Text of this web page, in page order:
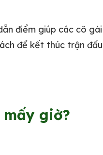
điểm giúp các cô
để kết thúc trận
mấy giờ?